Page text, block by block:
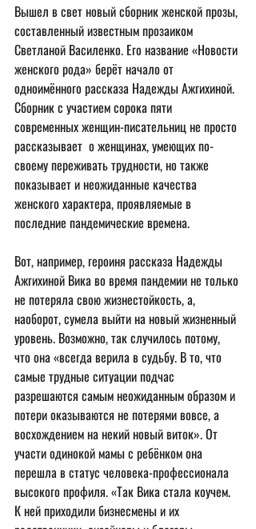
Вышел в свет новый сборник женской прозы,
составленный известным прозаиком
Светланой Василенко. Его название «Новости
женского рода» берёт начало от
одноимённого рассказа Надежды Ажгихиной.
Сборник с участием сорока пяти
современных женщин-писательниц не просто
рассказывает  о женщинах, умеющих по-
своему переживать трудности, но также
показывает и неожиданные качества
женского характера, проявляемые в
последние пандемические времена.
Вот, например, героиня рассказа Надежды
Ажгихиной Вика во время пандемии не только
не потеряла свою жизнестойкость, а,
наоборот, сумела выйти на новый жизненный
уровень. Возможно, так случилось потому,
что она «всегда верила в судьбу. В то, что
самые трудные ситуации подчас
разрешаются самым неожиданным образом и
потери оказываются не потерями вовсе, а
восхождением на некий новый виток». От
участи одинокой мамы с ребёнком она
перешла в статус человека-профессионала
высокого профиля. «Так Вика стала коучем.
К ней приходили бизнесмены и их